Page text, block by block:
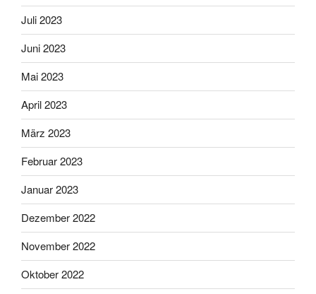
Juli 2023
Juni 2023
Mai 2023
April 2023
März 2023
Februar 2023
Januar 2023
Dezember 2022
November 2022
Oktober 2022